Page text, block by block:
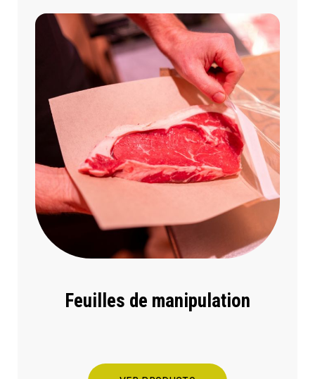
Feuilles de manipulation